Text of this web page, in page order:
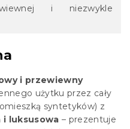
i niezwykle
i przewiewny
użytku przez cały
syntetyków) z
i luksusowa – prezentuje